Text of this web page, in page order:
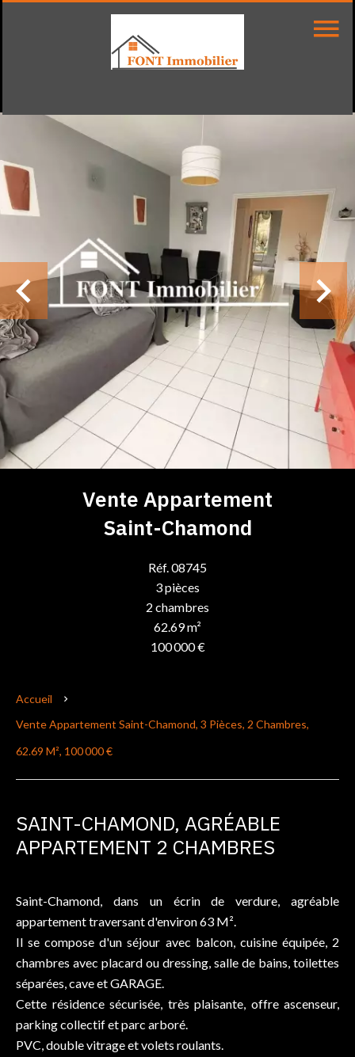
Vente Appartement
Saint-Chamond
Réf. 08745
3 pièces
2 chambres
62.69 m²
100 000 €
Accueil
Vente Appartement Saint-Chamond, 3 Pièces, 2 Chambres,
62.69 M², 100 000 €
SAINT-CHAMOND, AGRÉABLE
APPARTEMENT 2 CHAMBRES
Saint-Chamond, dans un écrin de verdure, agréable
appartement traversant d'environ 63 M².
Il se compose d'un séjour avec balcon, cuisine équipée, 2
chambres avec placard ou dressing, salle de bains, toilettes
séparées, cave et GARAGE.
Cette résidence sécurisée, très plaisante, offre ascenseur,
parking collectif et parc arboré.
PVC, double vitrage et volets roulants.